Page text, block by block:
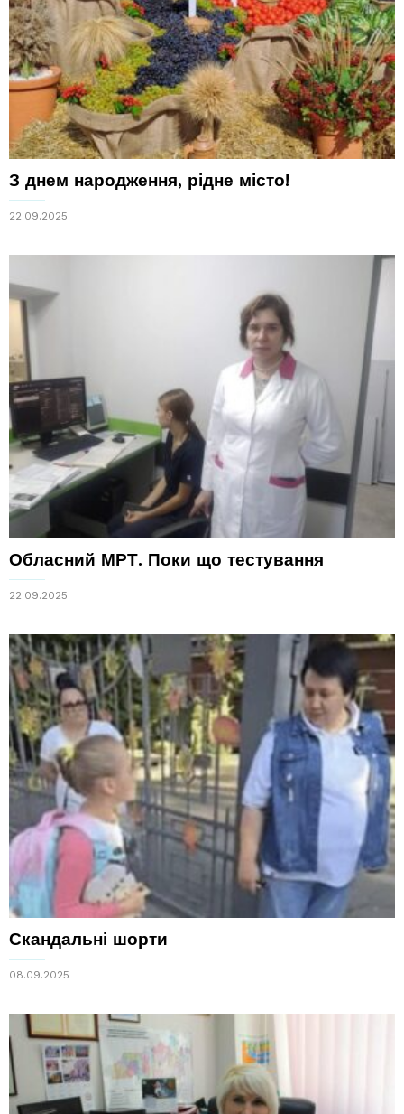
З днем народження, рідне місто!
22.09.2025
Обласний МРТ. Поки що тестування
22.09.2025
Скандальні шорти
08.09.2025